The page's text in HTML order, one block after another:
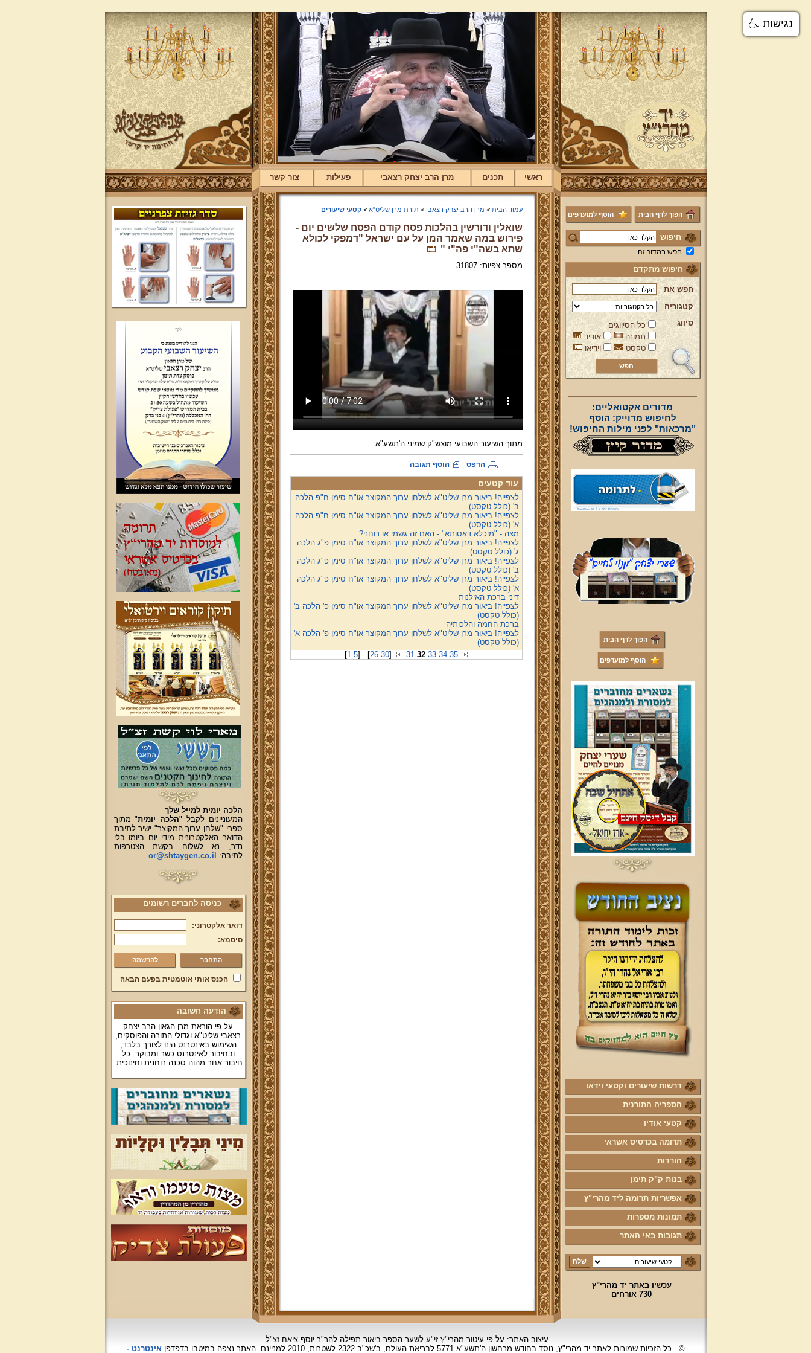
ראשי תכנים מרן הרב יצחק רצאבי פעילות צור קשר
הפוך לדף הבית הוסף למועדפים
חיפוש
חפש במדור זה
חיפוש מתקדם
חפש את
קטגוריה
סיווג
כל הסיווגים
תמונה
אודיו
טקסט
וידיאו
מדורים אקטואליים:
לחיפוש מדוייק: הוסף
"מרכאות" לפני מילות החיפוש!
הפוך לדף הבית
הוסף למועדפים
דרשות שיעורים וקטעי וידאו
הספריה התורנית
קטעי אודיו
תרומה בכרטיס אשראי
הורדות
בנות ק"ק תימן
אפשריות תרומה ליד מהרי"ץ
תמונות מספרות
תגובות באי האתר
עכשיו באתר יד מהרי"ץ
730 אורחים
עמוד הבית > מרן הרב יצחק רצאבי > תורת מרן שליט"א >קטעי שיעורים
שואלין ודורשין בהלכות פסח קודם הפסח שלשים יום -
פירוש במה שאמר המן על עם ישראל "דמפקי לכולא
שתא בשה"י פה"י "
מספר צפיות: 31807
מתוך השיעור השבועי מוצש"ק שמיני ה'תשע"א
הדפס הוסף תגובה
עוד קטעים
לצפייה! ביאור מרן שליט"א לשלחן ערוך המקוצר או"ח סימן ח"פ הלכה
ב' (כולל טקסט)
לצפייה! ביאור מרן שליט"א לשלחן ערוך המקוצר או"ח סימן ח"פ הלכה
א' (כולל טקסט)
מצה - "מיכלא דאסותא" - האם זה גשמי או רוחני?
לצפייה! ביאור מרן שליט"א לשלחן ערוך המקוצר או"ח סימן פ"ג הלכה
ג' (כולל טקסט)
לצפייה! ביאור מרן שליט"א לשלחן ערוך המקוצר או"ח סימן פ"ג הלכה
ב' (כולל טקסט)
לצפייה! ביאור מרן שליט"א לשלחן ערוך המקוצר או"ח סימן פ"ג הלכה
א' (כולל טקסט)
דיני ברכת האילנות
לצפייה! ביאור מרן שליט"א לשלחן ערוך המקוצר או"ח סימן פ' הלכה ב'
(כולל טקסט)
ברכת החמה והלכותיה
לצפייה! ביאור מרן שליט"א לשלחן ערוך המקוצר או"ח סימן פ' הלכה א'
(כולל טקסט)
[1-5] ... [26-30] 31 32 33 34 35
הלכה יומית למייל שלך
המעוניינים לקבל "הלכה יומית" מתוך
ספרי "שלחן ערוך המקוצר" ישיר לתיבת
הדואר האלקטרונית מידי יום ביומו בלי
נדר, נא לשלוח בקשת הצטרפות
לתיבה:
or@shtaygen.co.il
כניסה לחברים רשומים
דואר אלקטרוני:
סיסמא:
להרשמה
הכנס אותי אוטמטית בפעם הבאה
הודעה חשובה
על פי הוראת מרן הגאון הרב יצחק
רצאבי שליט"א וגדולי התורה והפוסקים,
השימוש באינטרנט הינו לצורך בלבד,
ובחיבור לאינטרנט כשר ומבוקר. כל
חיבור אחר מהוה סכנה רוחנית וחינוכית.
עיצוב האתר: על פי עיטור מהרי"ץ זי"ע לשער הספר ביאור תפילה להר"ר יוסף ציאח זצ"ל.
©
כל הזכיות שמורות לאתר יד מהרי"ץ, נוסד בחודש מרחשוןה'תשע"א 5771 לבריאת העולם, ב'שכ"ב 2322 לשטרות, 2010 למניינם. האתר נצפהבמיטבו בדפדפןאינטרנט -
נגישות